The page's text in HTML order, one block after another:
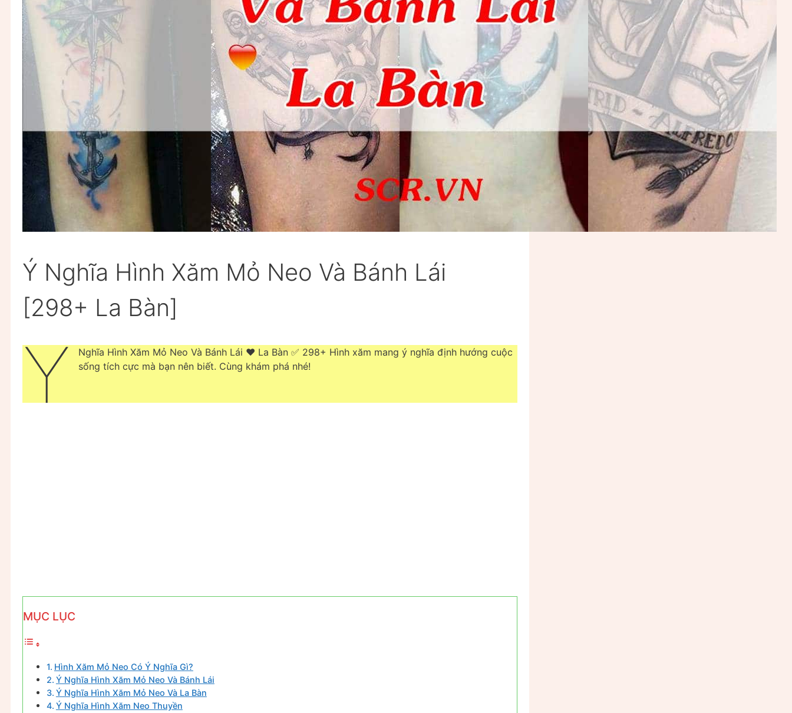
Ý Nghĩa Hình Xăm Mỏ Neo Và Bánh Lái
[298+ La Bàn]
Ý
Nghĩa Hình Xăm Mỏ Neo Và Bánh Lái ❤️️ La Bàn ✅ 298+ Hình xăm mang ý nghĩa định hướng cuộc
sống tích cực mà bạn nên biết. Cùng khám phá nhé!
MỤC LỤC
Hình Xăm Mỏ Neo Có Ý Nghĩa Gì?
Ý Nghĩa Hình Xăm Mỏ Neo Và Bánh Lái
Ý Nghĩa Hình Xăm Mỏ Neo Và La Bàn
Ý Nghĩa Hình Xăm Neo Thuyền